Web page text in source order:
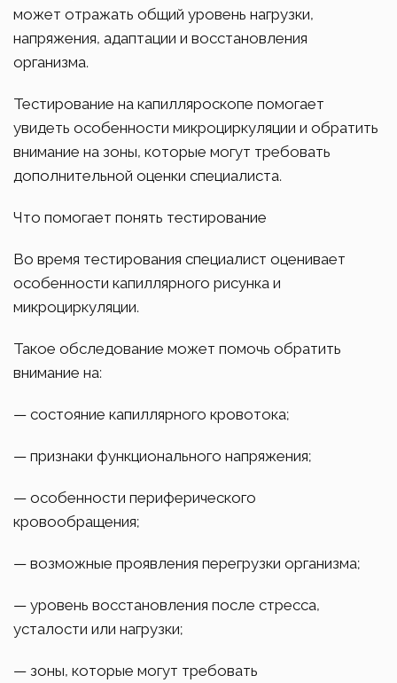
может отражать общий уровень нагрузки,
напряжения, адаптации и восстановления
организма.
Тестирование на капилляроскопе помогает
увидеть особенности микроциркуляции и обратить
внимание на зоны, которые могут требовать
дополнительной оценки специалиста.
Что помогает понять тестирование
Во время тестирования специалист оценивает
особенности капиллярного рисунка и
микроциркуляции.
Такое обследование может помочь обратить
внимание на:
— состояние капиллярного кровотока;
— признаки функционального напряжения;
— особенности периферического
кровообращения;
— возможные проявления перегрузки организма;
— уровень восстановления после стресса,
усталости или нагрузки;
— зоны, которые могут требовать